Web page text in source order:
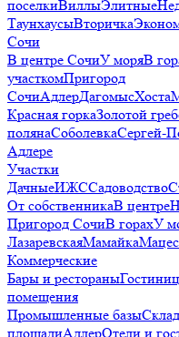
поселкиВиллыЭлитные
ТаунхаусыВторичка
Сочи
В центре СочиУ моряВ
участкомПригород
СочиАдлерДагомысХоста
Красная горкаЗолотой
полянаСоболевкаСергей-
Адлере
Участки
ДачныеИЖССадоводство
От собственникаВ центре
Пригород СочиВ горахУ
ЛазаревскаяМамайка
Коммерческие
Бары и рестораны
помещения
Промышленные базы
площадиАдлерОтели и